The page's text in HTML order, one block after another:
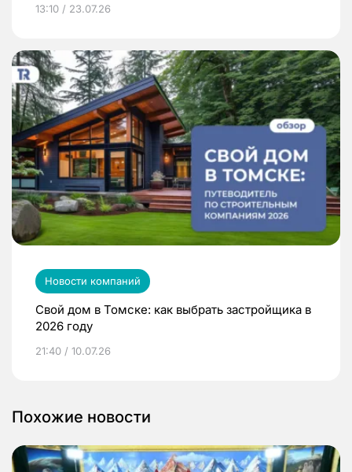
13:10 / 23.07.26
Новости компаний
Свой дом в Томске: как выбрать застройщика в
2026 году
21:40 / 10.07.26
Похожие новости